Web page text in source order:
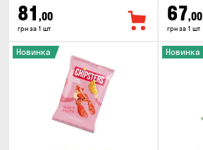
81 ,00
грн за 1 шт
67,00
грн за 1 шт
Новинка Новинка